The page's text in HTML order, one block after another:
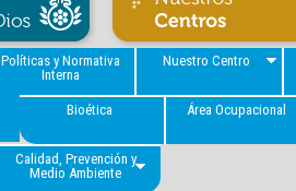
Políticas y Normativa
Interna
Nuestro Centro
Bioética Área Ocupacional
Calidad, Prevención y
Medio Ambiente